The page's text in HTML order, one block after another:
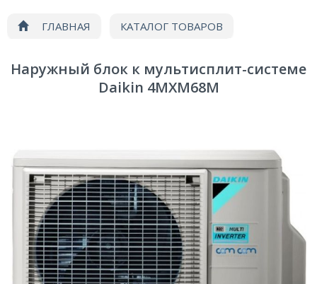
ГЛАВНАЯ
КАТАЛОГ ТОВАРОВ
Наружный блок Daikin 4MXM68M
Наружный блок к мультисплит-системе
Daikin 4MXM68M